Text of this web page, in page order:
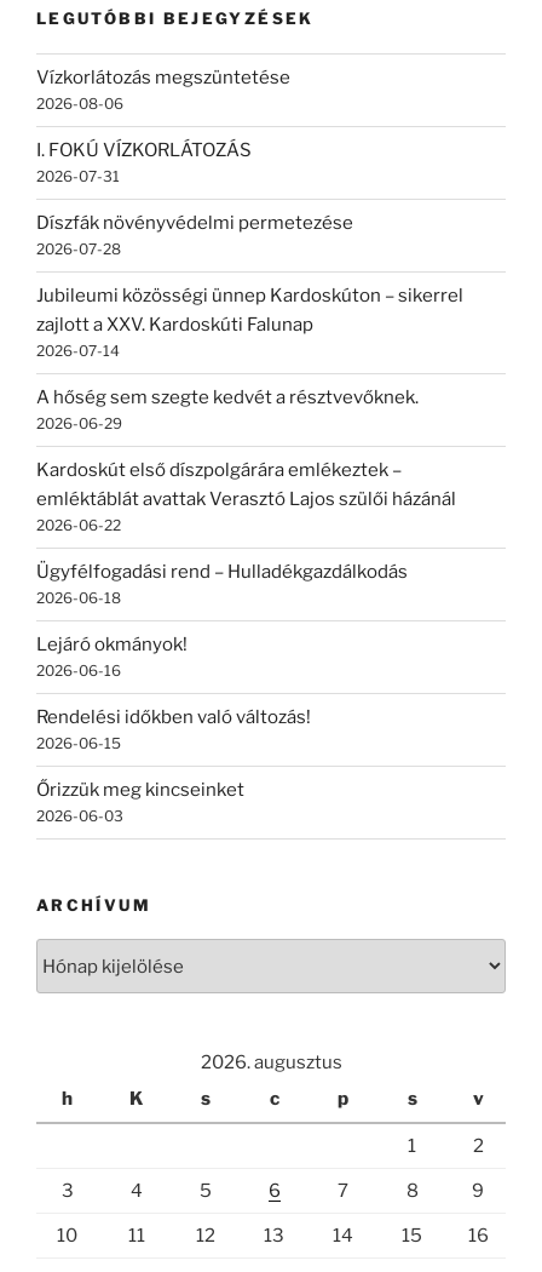
LEGUTÓBBI BEJEGYZÉSEK
Vízkorlátozás megszüntetése
2026-08-06
I. FOKÚ VÍZKORLÁTOZÁS
2026-07-31
Díszfák növényvédelmi permetezése
2026-07-28
Jubileumi közösségi ünnep Kardoskúton – sikerrel
zajlott a XXV. Kardoskúti Falunap
2026-07-14
A hőség sem szegte kedvét a résztvevőknek.
2026-06-29
Kardoskút első díszpolgárára emlékeztek –
emléktáblát avattak Verasztó Lajos szülői házánál
2026-06-22
Ügyfélfogadási rend – Hulladékgazdálkodás
2026-06-18
Lejáró okmányok!
2026-06-16
Rendelési időkben való változás!
2026-06-15
Őrizzük meg kincseinket
2026-06-03
ARCHÍVUM
2026. augusztus
h
K s c p s v
1 2
3 4 5 6 7 8 9
10 11 12 13 14 15 16